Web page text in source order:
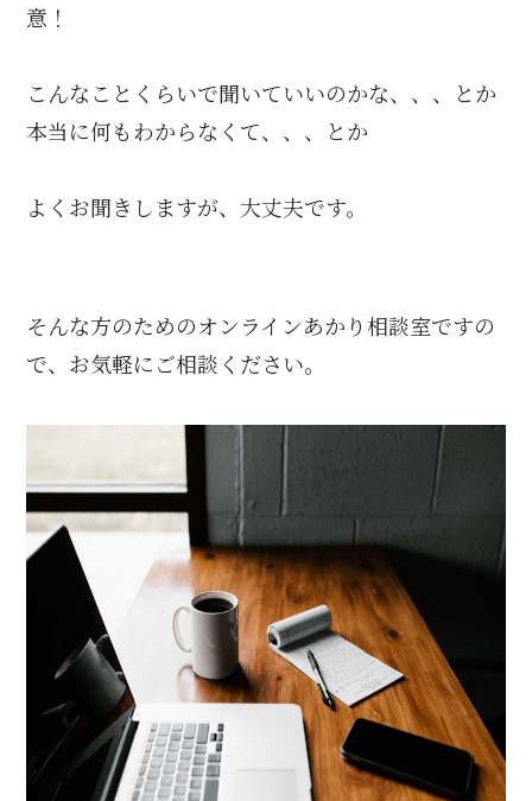
意！
こんなことくらいで聞いていいのかな、、、とか
本当に何もわからなくて、、、とか
よくお聞きしますが、大丈夫です。
そんな方のためのオンラインあかり相談室ですの
で、お気軽にご相談ください。